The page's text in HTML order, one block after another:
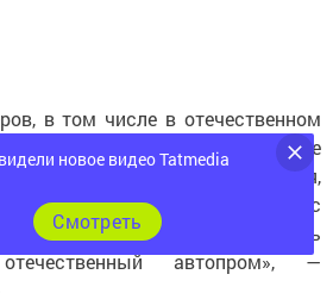
в том числе в отечественном
С партнерами, да, вместе
производство и двигателя,
кузовных работ (я вижу сейчас
это все на сегодняшний день
автопром», —
новое видео Tatmedia
Cмотреть